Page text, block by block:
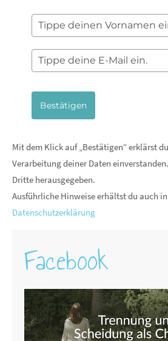
Bestätigen
Mit dem Klick auf „Bestätigen“ erklärst
Verarbeitung deiner Daten
Dritte herausgegeben.
Ausführliche Hinweise erhältst du auch
Datenschutzerklärung
Facebook